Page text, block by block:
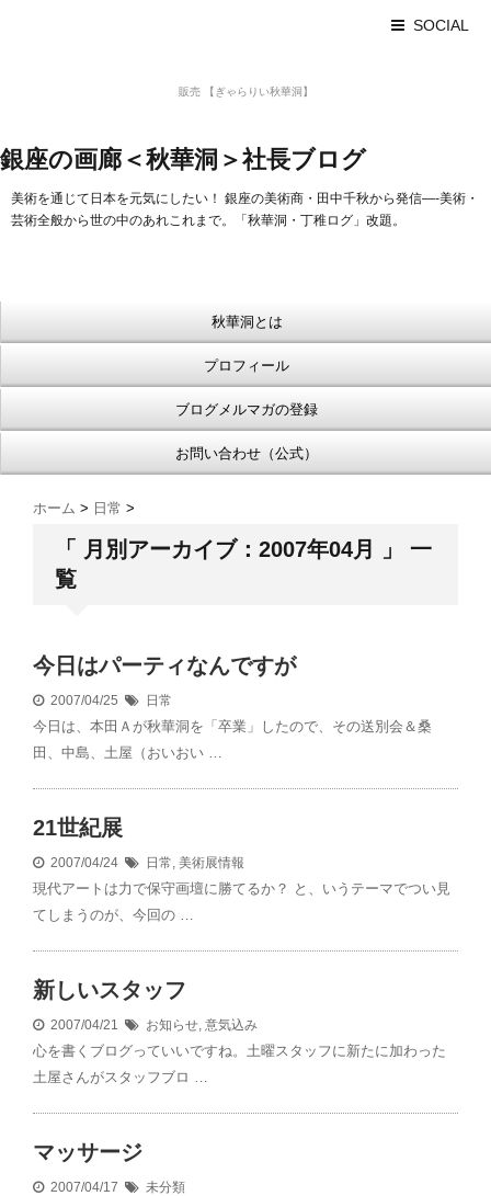
SOCIAL
販売 【ぎゃらりい秋華洞】
銀座の画廊＜秋華洞＞社長ブログ
美術を通じて日本を元気にしたい！ 銀座の美術商・田中千秋から発信—-美術・
芸術全般から世の中のあれこれまで。「秋華洞・丁稚ログ」改題。
秋華洞とは
プロフィール
ブログメルマガの登録
お問い合わせ（公式）
ホーム > 日常 >
「 月別アーカイブ：2007年04月 」 一
覧
今日はパーティなんですが
2007/04/25 日常
今日は、本田Ａが秋華洞を「卒業」したので、その送別会＆桑
田、中島、土屋（おいおい …
21世紀展
2007/04/24 日常, 美術展情報
現代アートは力で保守画壇に勝てるか？ と、いうテーマでつい見
てしまうのが、今回の …
新しいスタッフ
2007/04/21 お知らせ, 意気込み
心を書くブログっていいですね。土曜スタッフに新たに加わった
土屋さんがスタッフブロ …
マッサージ
2007/04/17 未分類